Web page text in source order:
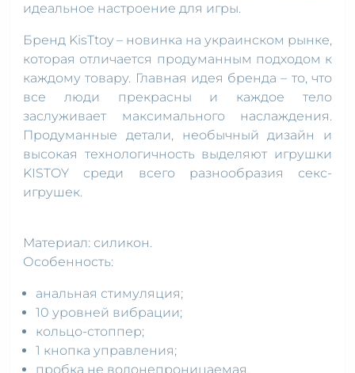
идеальное настроение для игры.
Бренд KisTtoy – новинка на украинском рынке,
которая отличается продуманным подходом к
каждому товару. Главная идея бренда – то, что
все люди прекрасны и каждое тело
заслуживает максимального наслаждения.
Продуманные детали, необычный дизайн и
высокая технологичность выделяют игрушки
KISTOY среди всего разнообразия секс-
игрушек.
Материал: силикон.
Особенность:
анальная стимуляция;
10 уровней вибрации;
кольцо-стоппер;
1 кнопка управления;
пробка не водонепроницаемая.